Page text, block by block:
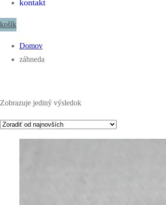
kontakt
košík
Domov
záhneda
Zobrazuje jediný výsledok